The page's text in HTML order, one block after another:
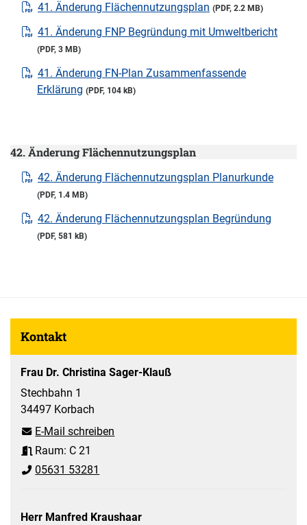
41. Änderung Flächennutzungsplan (PDF, 2.2 MB)
41. Änderung FNP Begründung mit Umweltbericht
(PDF, 3 MB)
41. Änderung FN-Plan Zusammenfassende
Erklärung (PDF, 104 kB)
42. Änderung Flächennutzungsplan
42. Änderung Flächennutzungsplan Planurkunde
(PDF, 1.4 MB)
42. Änderung Flächennutzungsplan Begründung
(PDF, 581 kB)
Kontakt
Frau Dr. Christina Sager-Klauß
Stechbahn 1
34497 Korbach
E-Mail schreiben
Raum: C 21
05631 53281
Herr Manfred Kraushaar